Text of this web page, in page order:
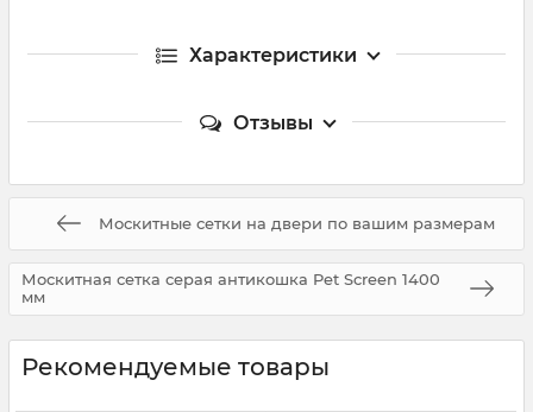
Характеристики
Отзывы
Москитные сетки на двери по вашим размерам
Москитная сетка серая антикошка Pet Screen 1400
мм
Рекомендуемые товары